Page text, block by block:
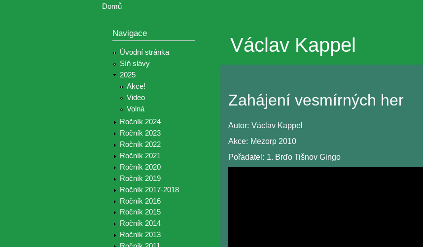
Domů
Navigace
Úvodní stránka
Síň slávy
2025
Akce!
Video
Volná
Ročník 2024
Ročník 2023
Ročník 2022
Ročník 2021
Ročník 2020
Ročník 2019
Ročník 2017-2018
Ročník 2016
Ročník 2015
Ročník 2014
Ročník 2013
Václav Kappel
Zahájení vesmírných her
Autor: Václav Kappel
Akce: Mezorp 2010
Pořadatel: 1. Brďo Tišnov Gingo